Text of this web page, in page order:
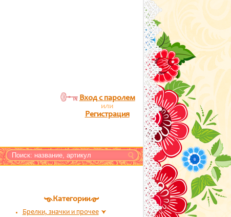
Вход с паролем
или
Регистрация
Категории
Брелки, значки и прочее